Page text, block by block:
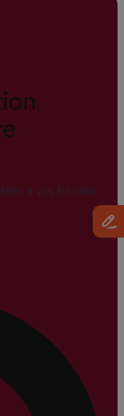
à vos besoins